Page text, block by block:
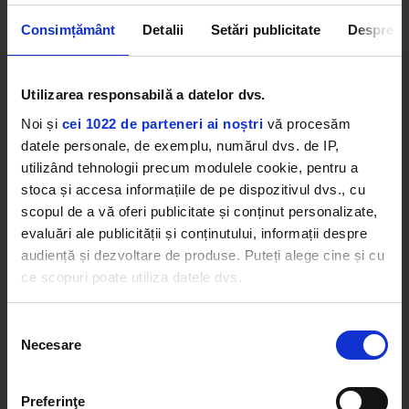
Consimțământ Detalii Setări publicitate Despre
Utilizarea responsabilă a datelor dvs.
Noi și cei 1022 de parteneri ai noștri vă procesăm
datele personale, de exemplu, numărul dvs. de IP,
utilizând tehnologii precum modulele cookie, pentru a
stoca și accesa informațiile de pe dispozitivul dvs., cu
scopul de a vă oferi publicitate și conținut personalizate,
evaluări ale publicității și conținutului, informații despre
audiență și dezvoltare de produse. Puteți alege cine și cu
ce scopuri poate utiliza datele dvs.
Să colectăm informațiile cu privire la locația dvs.
Să vă identificăm dispozitivul scanândul-l în mod
consimțământului
Necesare
Preferinţe